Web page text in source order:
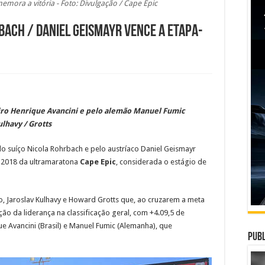
a vitória - Foto: Divulgação / Cape Epic
/ Daniel Geismayr vence a etapa-
Henrique Avancini e pelo alemão Manuel Fumic
/ Grotts
suíço Nicola Rohrbach e pelo austríaco Daniel Geismayr
da ultramaratona Cape Epic , considerada o estágio de
Kulhavy e Howard Grotts que, ao cruzarem a meta
da liderança na classificação geral, com +4.09,5 de
Avancini (Brasil) e Manuel Fumic (Alemanha), que